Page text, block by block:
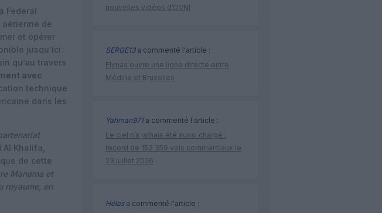
Federal
de
et opérer
jusqu’ici :
qu’au travers
avec
technique
dans les
Khalifa,
de cette
Manama et
royaume, en
nouvelles vidéos d’OVNI
SERGE13a commenté l'article :
Flynas ouvre une ligne directe entre
Médine et Bruxelles
Yahman971a commenté l'article :
Le ciel n’a jamais été aussi chargé :
record de 153 359 vols commerciaux le
23 juillet 2026
Hélasa commenté l'article :